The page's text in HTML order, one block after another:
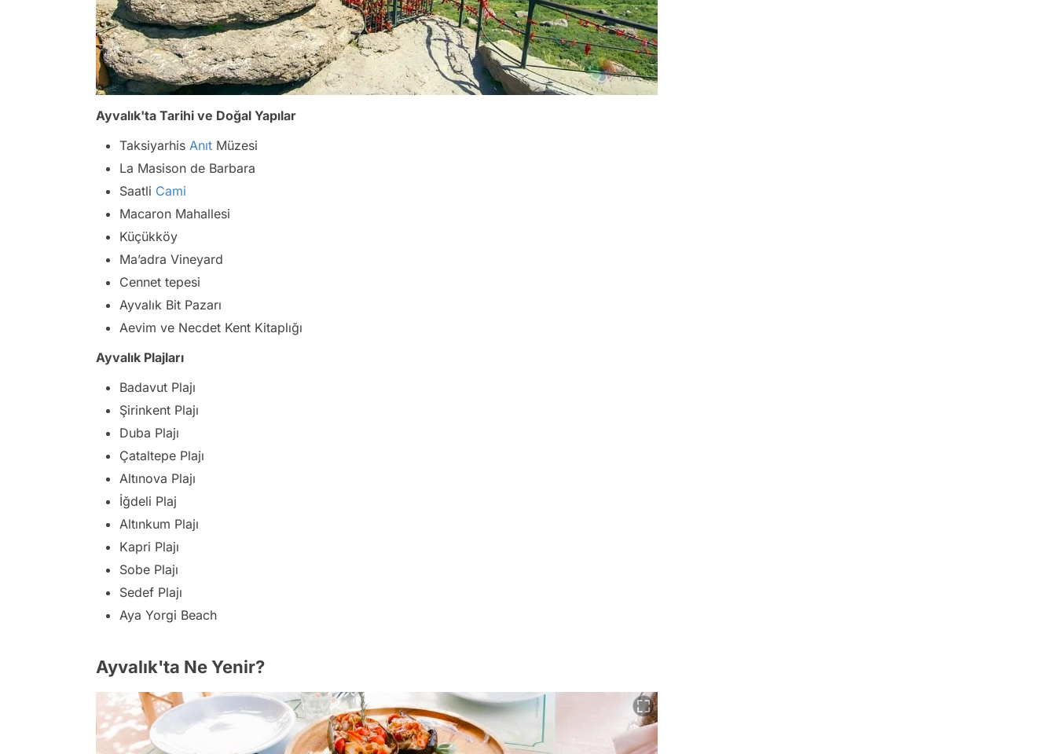
Ayvalık'ta Tarihi ve Doğal Yapılar
Taksiyarhis Anıt Müzesi
La Masison de Barbara
Saatli Cami
Macaron Mahallesi
Küçükköy
Ma’adra Vineyard
Cennet tepesi
Ayvalık Bit Pazarı
Aevim ve Necdet Kent Kitaplığı
Ayvalık Plajları
Badavut Plajı
Şirinkent Plajı
Duba Plajı
Çataltepe Plajı
Altınova Plajı
İğdeli Plaj
Altınkum Plajı
Kapri Plajı
Sobe Plajı
Sedef Plajı
Aya Yorgi Beach
Ayvalık'ta Ne Yenir?